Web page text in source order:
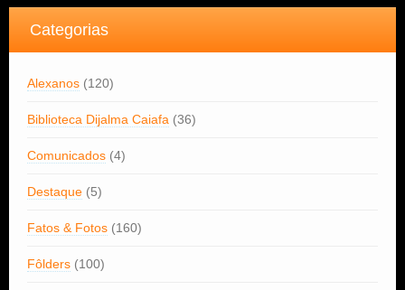
Categorias
Alexanos (120)
Biblioteca Dijalma Caiafa (36)
Comunicados (4)
Destaque (5)
Fatos & Fotos (160)
Fôlders (100)